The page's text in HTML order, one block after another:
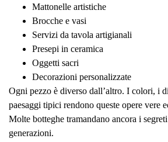
Mattonelle artistiche
Brocche e vasi
Servizi da tavola artigianali
Presepi in ceramica
Oggetti sacri
Decorazioni personalizzate
Ogni pezzo è diverso dall’altro. I colori, i
paesaggi tipici rendono queste opere vere
Molte botteghe tramandano ancora i
generazioni.